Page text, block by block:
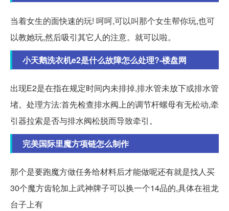
当着女生的面快速的玩! 呵呵,可以叫那个女生帮你玩,也可
以教她玩,然后吸引其它人的注意。就可以啦。
小天鹅洗衣机e2是什么故障怎么处理?-楼盘网
出现E2是在指在规定时间内未排掉,排水管未放下或排水管
堵。处理方法:首先检查排水阀上的调节杆螺母有无松动,牵
引器拉索是否与排水阀松脱而导致牵引。
完美国际里魔方项链怎么制作
那个是要跑魔方做任务给材料后才能做呢还有就是找人买
30个魔方齿轮加上武神牌子可以换一个14品的,具体在祖龙
台子上有